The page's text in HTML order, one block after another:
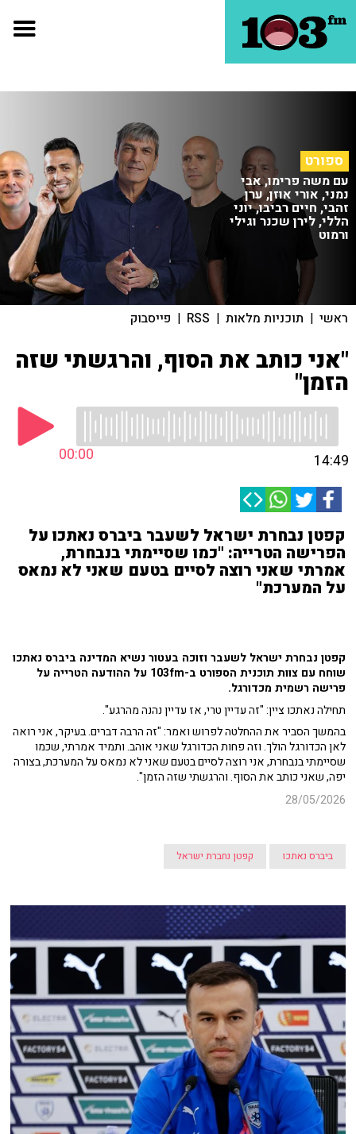
ספורט
עם משה פרימו, אבי
נמני, אורי אוזן, ערן
זהבי, חיים רביבו, יוני
הללי, לירן שכנר וגילי
ורמוט
ראשי | תוכניות מלאות |
RSS
| פייסבוק
"אני כותב את הסוף, והרגשתי שזה
הזמן"
00:00 14:49
קפטן נבחרת ישראל לשעבר ביברס נאתכו על
הפרישה הטרייה: "כמו שסיימתי בנבחרת,
אמרתי שאני רוצה לסיים בטעם שאני לא נמאס
על המערכת"
קפטן נבחרת ישראל לשעבר וזוכה בעטור נשיא המדינה ביברס נאתכו
שוחח עם צוות תוכנית הספורט ב-103fm על ההודעה הטרייה על
פרישה רשמית מכדורגל.
תחילה נאתכו ציין: "זה עדיין טרי, אז עדיין נהנה מהרגע".
בהמשך הסביר את ההחלטה לפרוש ואמר: "זה הרבה דברים. בעיקר, אני רואה
לאן הכדורגל הולך. וזה פחות הכדורגל שאני אוהב. ותמיד אמרתי, שכמו
שסיימתי בנבחרת, אני רוצה לסיים בטעם שאני לא נמאס על המערכת, בצורה
יפה, שאני כותב את הסוף. והרגשתי שזה הזמן".
28/05/2026
ביברס נאתכו קפטן נחברת ישראל